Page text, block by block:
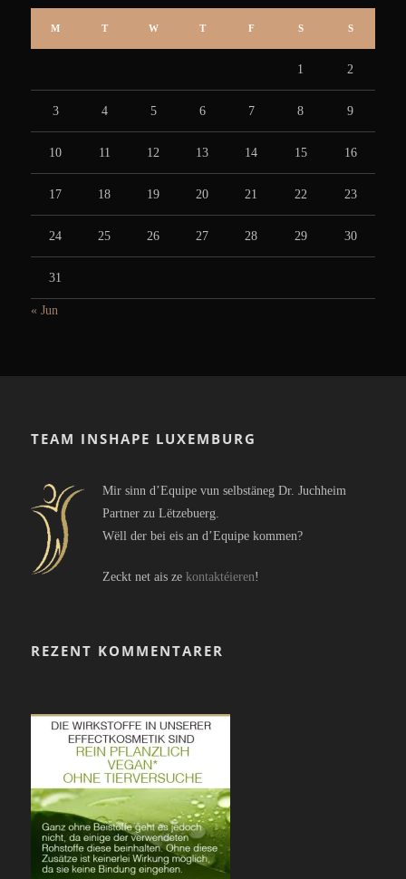
M T W T F S S
1 2
3 4 5 6 7 8 9
10 11 12 13 14 15 16
17 18 19 20 21 22 23
24 25 26 27 28 29 30
31
« Jun
TEAM INSHAPE LUXEMBURG
Mir sinn d’Equipe vun selbstäneg Dr. Juchheim
Partner zu Lëtzebuerg.
Wëll der bei eis an d’Equipe kommen?
Zeckt net ais ze kontaktéieren!
REZENT KOMMENTARER